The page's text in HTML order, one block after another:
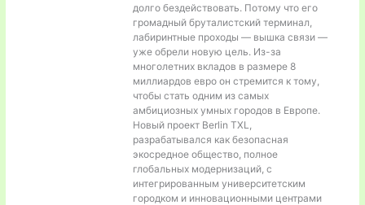
долго бездействовать. Потому что его
громадный бруталистский терминал,
лабиринтные проходы — вышка связи —
уже обрели новую цель. Из-за
многолетних вкладов в размере 8
миллиардов евро он стремится к тому,
чтобы стать одним из самых
амбициозных умных городов в Европе.
Новый проект Berlin TXL,
разрабатывался как безопасная
экосредное общество, полное
глобальных модернизаций, с
интегрированным университетским
городком и инновационными центрами